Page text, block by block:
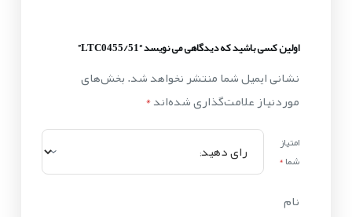
اولین کسی باشید که دیدگاهی می نویسد “LTC0455/51”
نشانی ایمیل شما منتشر نخواهد شد.بخش‌های
موردنیاز علامت‌گذاری شده‌اند*
امتیاز
شما*
نام